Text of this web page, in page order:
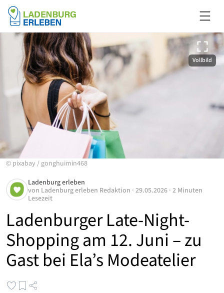
Vollbild
© pixabay / gonghuimin468
Ladenburger Late-Night-
Shopping am 12. Juni – zu
Gast bei Ela’s Modeatelier
Ladenburg erleben
von Ladenburg erleben Redaktion · 29.05.2026 · 2 Minuten
Lesezeit